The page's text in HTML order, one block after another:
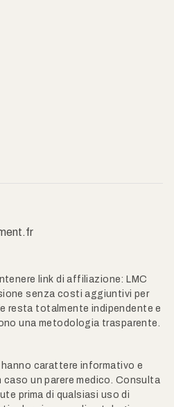
link di affiliazione: LMC
senza costi aggiuntivi per
resta totalmente indipendente e
una metodologia trasparente.
carattere informativo e
un parere medico. Consulta
prima di qualsiasi uso di